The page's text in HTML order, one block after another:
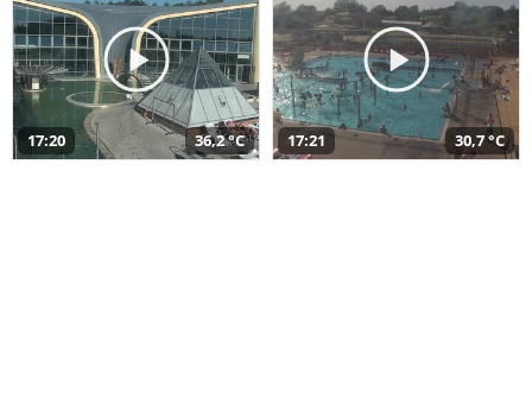
17:20 36,2 °C 17:21 30,7 °C